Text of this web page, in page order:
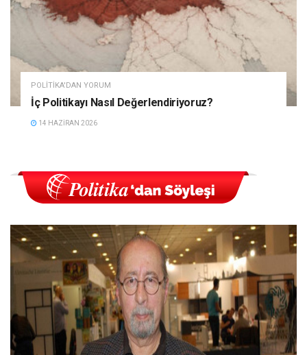
POLITIKA'DAN YORUM
İç Politikayı Nasıl Değerlendiriyoruz?
14 HAZIRAN 2026